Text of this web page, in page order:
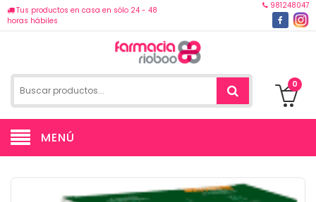
Tus productos en casa en sólo 24 - 48
horas hábiles
981248047
0
MENÚ